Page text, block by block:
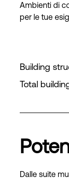
Ambienti di
per le tue
Building
Total
Dalle suite